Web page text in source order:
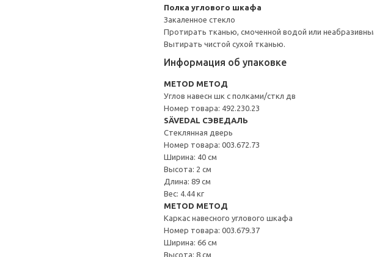
Полка углового шкафа
Закаленное стекло
Протирать тканью, смоченной водой или
Вытирать чистой сухой тканью.
Информация об упаковке
METOD МЕТОД
Углов навесн шк с полками/сткл дв
Номер товара: 492.230.23
SÄVEDAL СЭВЕДАЛЬ
Стеклянная дверь
Номер товара: 003.672.73
Ширина: 40 см
Высота: 2 см
Длина: 89 см
Вес: 4.44 кг
METOD МЕТОД
Каркас навесного углового шкафа
Номер товара: 003.679.37
Ширина: 66 см
Высота: 8 см